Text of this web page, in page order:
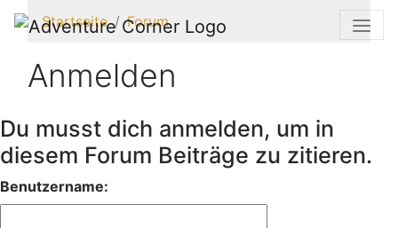
Startseite Forum
Anmelden
Du musst dich anmelden, um in
diesem Forum Beiträge zu zitieren.
Benutzername: